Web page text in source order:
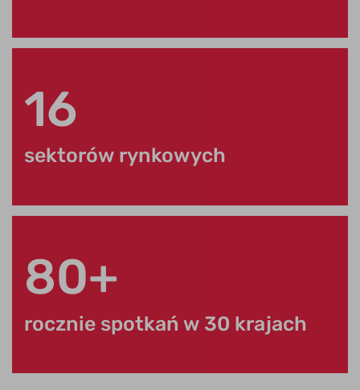
16
sektorów rynkowych
80+
rocznie spotkań w 30 krajach